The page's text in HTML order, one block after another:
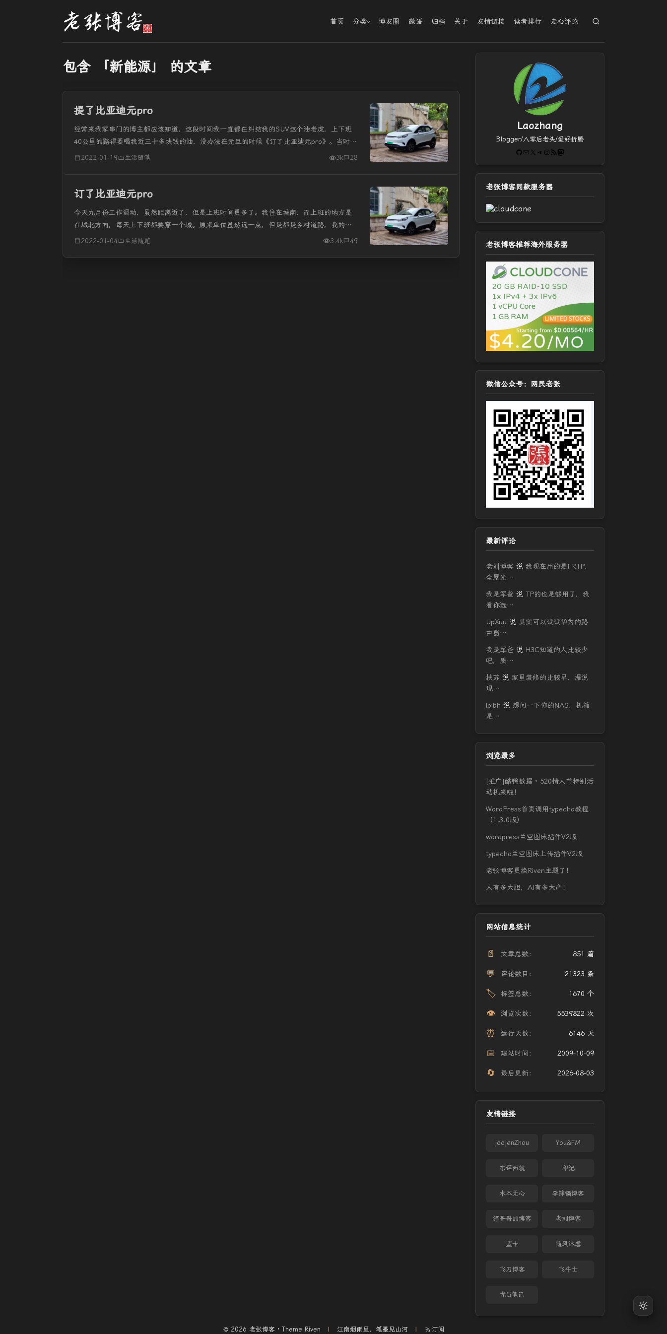
首页 分类 博友圈 微语 归档 关于 友情链接 读者排行 走心评论
包含 「新能源」 的文章
提了比亚迪元pro
经常来我家串门的博主都应该知道，这段时间我一直都在纠结我的SUV这个油老虎，上下班
40公里的路得要喝我近三十多块钱的油，没办法在元旦的时候《订了比亚迪元pro》。当时订
车选择了白车，前年就有，而红色的得要年过，虽然家里那台油车SUV也是...
2022-01-19 生活随笔 3k 28
订了比亚迪元pro
今天九月份工作调动，虽然距离近了，但是上班时间更多了。我住在城南，而上班的地方是
在城北方向，每天上下班都要穿一个城。原来单位虽然远一点，但是都是乡村道路，我的那
台SUV才跑才6.5个油，再加上原来油价也便宜一点，一天油费也就是十几块钱。...
2022-01-04 生活随笔 3.4k 49
Laozhang
Blogger/八零后老头/爱好折腾
GitHub
电子邮件 X Telegram
Instagram
RSS FeedMastodon
老张博客同款服务器
老张博客推荐海外服务器
微信公众号：网民老张
最新评论
老刘博客 说 我现在用的是FRTP，
全屋光…
我是军爸 说 TP的也是够用了，我
看你选…
UpXuu 说 其实可以试试华为的路
由器…
我是军爸 说 H3C知道的人比较少
吧，质…
扶苏 说 家里装修的比较早，据说
现…
loibh 说 想问一下你的NAS，机箱
是…
浏览最多
[推广]酷鸭数据 · 520情人节特别活
动机来啦！
WordPress首页调用typecho教程
（1.3.0版）
wordpress兰空图床插件V2版
typecho兰空图床上传插件V2版
老张博客更换Riven主题了！
人有多大胆，AI有多大产！
网站信息统计
📄 文章总数： 851 篇
💬 评论数目： 21323 条
🏷️ 标签总数： 1670 个
👁️ 浏览次数： 5539822 次
⏰ 运行天数： 6146 天
📅 建站时间： 2009-10-09
🔄 最后更新： 2026-08-03
友情链接
joojenZhou You&FM
东评西就 印记
木本无心 李锋镝博客
缙哥哥的博客 老刘博客
蓝卡 随风沐虐
飞刀博客 飞牛士
龙G笔记
© 2026 老张博客 · Theme Riven 江南烟雨里，笔墨见山河 订阅